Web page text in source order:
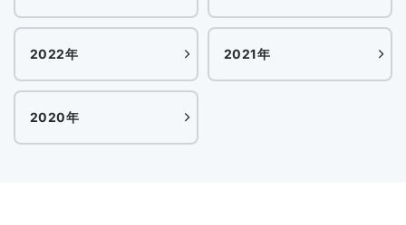
2022年 2021年
2020年